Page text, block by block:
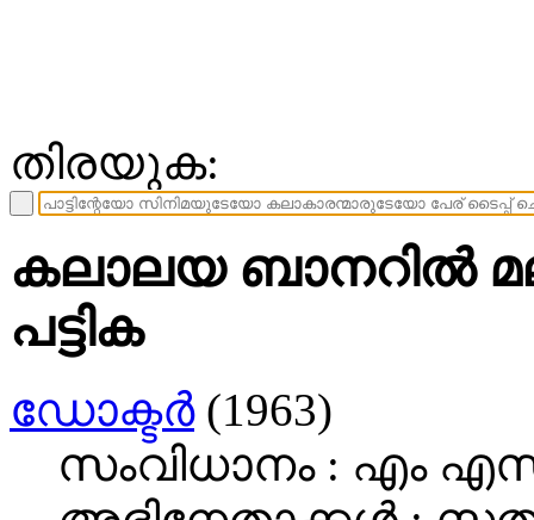
തിരയുക:
കലാലയ ബാനറില്‍
പട്ടിക
ഡോക്ടര്‍(1963)
സംവിധാനം : എം